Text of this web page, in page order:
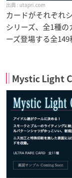
utapri.com
カードがそれぞれ
シリーズ、全1種
ーズ登場する全149
Mystic Light